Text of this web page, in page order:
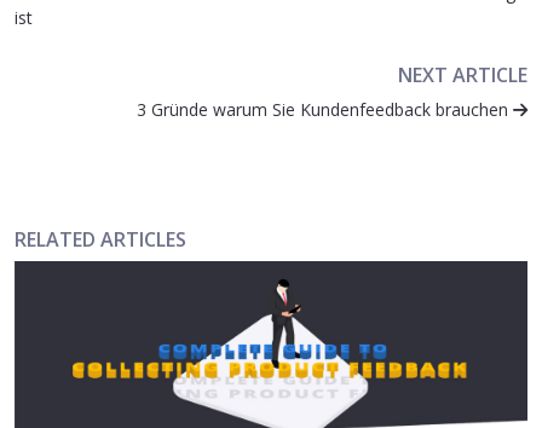
ist
NEXT ARTICLE
3 Gründe warum Sie Kundenfeedback brauchen
RELATED ARTICLES